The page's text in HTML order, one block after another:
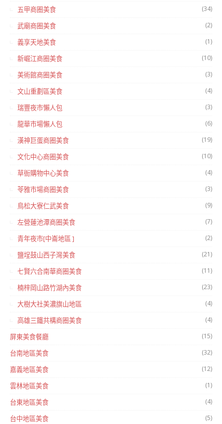
五甲商圈美食 (34)
武廟商圈美食 (2)
義享天地美食 (1)
新崛江商圈美食 (10)
美術館商圈美食 (3)
文山重劃區美食 (4)
瑞豐夜市懶人包 (3)
龍華市場懶人包 (6)
漢神巨蛋商圈美食 (19)
文化中心商圈美食 (10)
草衙購物中心美食 (4)
苓雅市場商圈美食 (3)
鳥松大寮仁武美食 (9)
左營蓮池潭商圈美食 (7)
青年夜市[中崙地區 ] (2)
鹽埕鼓山西子灣美食 (21)
七賢六合南華商圈美食 (11)
楠梓岡山路竹湖內美食 (23)
大樹大社美濃旗山地區 (4)
高雄三鐵共構商圈美食 (4)
屏東美食餐廳 (15)
台南地區美食 (32)
嘉義地區美食 (12)
雲林地區美食 (1)
台東地區美食 (4)
台中地區美食 (5)